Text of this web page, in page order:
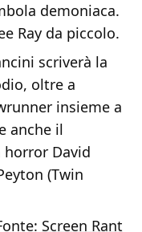
demoniaca.
Ray da piccolo.
scriverà la
oltre a
insieme a
anche il
David
(Twin
Screen Rant